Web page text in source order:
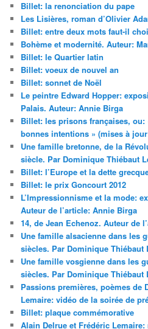
Billet: la renonciation du pape
Les Lisières, roman d’Olivier
Billet: entre deux mots faut-il
Bohème et modernité. Auteur:
Billet: le Quartier latin
Billet: voeux de nouvel an
Billet: sonnet de Noël
Le peintre Edward Hopper:
Palais. Auteur: Annie Birga
Billet: les prisons françaises, ou:
bonnes intentions » (mises à
Une famille bretonne, de la
siècle. Par Dominique Thiébaut
Billet: l’Europe et la dette
Billet: le prix Goncourt 2012
L’Impressionnisme et la mode:
Auteur de l’article: Annie Birga
14, de Jean Echenoz. Auteur de
Une famille alsacienne dans les
siècles. Par Dominique Thiébaut
Une famille vosgienne dans les
siècles. Par Dominique Thiébaut
Passions premières, poèmes de
Lemaire: vidéo de la soirée de
Billet: plaque commémorative
Alain Delrue et Frédéric